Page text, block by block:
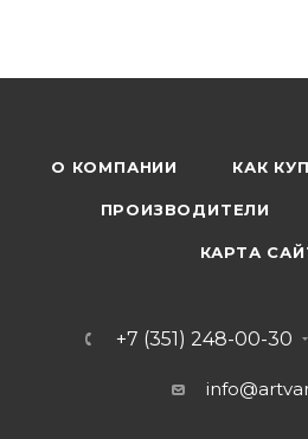
О КОМПАНИИ КАК
ПРОИЗВОДИТЕЛИ
КАРТА
+7 (351) 248-00-30